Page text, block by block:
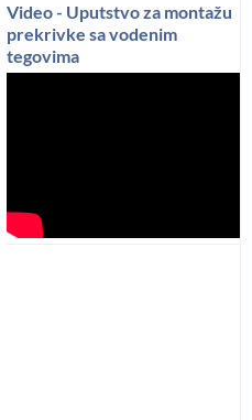
Video - Uputstvo za montažu
prekrivke sa vodenim
tegovima